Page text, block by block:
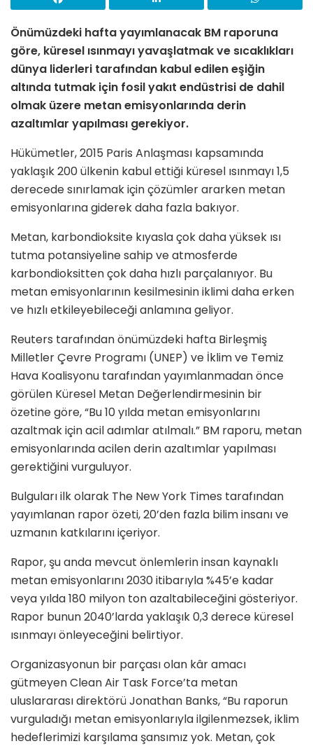
Önümüzdeki hafta yayımlanacak BM raporuna
göre, küresel ısınmayı yavaşlatmak ve sıcaklıkları
dünya liderleri tarafından kabul edilen eşiğin
altında tutmak için fosil yakıt endüstrisi de dahil
olmak üzere metan emisyonlarında derin
azaltımlar yapılması gerekiyor.
Hükümetler, 2015 Paris Anlaşması kapsamında
yaklaşık 200 ülkenin kabul ettiği küresel ısınmayı 1,5
derecede sınırlamak için çözümler ararken metan
emisyonlarına giderek daha fazla bakıyor.
Metan, karbondioksite kıyasla çok daha yüksek ısı
tutma potansiyeline sahip ve atmosferde
karbondioksitten çok daha hızlı parçalanıyor. Bu
metan emisyonlarının kesilmesinin iklimi daha erken
ve hızlı etkileyebileceği anlamına geliyor.
Reuters tarafından önümüzdeki hafta Birleşmiş
Milletler Çevre Programı (UNEP) ve İklim ve Temiz
Hava Koalisyonu tarafından yayımlanmadan önce
görülen Küresel Metan Değerlendirmesinin bir
özetine göre, “Bu 10 yılda metan emisyonlarını
azaltmak için acil adımlar atılmalı.” BM raporu, metan
emisyonlarında acilen derin azaltımlar yapılması
gerektiğini vurguluyor.
Bulguları ilk olarak The New York Times tarafından
yayımlanan rapor özeti, 20’den fazla bilim insanı ve
uzmanın katkılarını içeriyor.
Rapor, şu anda mevcut önlemlerin insan kaynaklı
metan emisyonlarını 2030 itibarıyla %45’e kadar
veya yılda 180 milyon ton azaltabileceğini gösteriyor.
Rapor bunun 2040’larda yaklaşık 0,3 derece küresel
ısınmayı önleyeceğini belirtiyor.
Organizasyonun bir parçası olan kâr amacı
gütmeyen Clean Air Task Force’ta metan
uluslararası direktörü Jonathan Banks, “Bu raporun
vurguladığı metan emisyonlarıyla ilgilenmezsek, iklim
hedeflerimizi karşılama şansımız yok. Metan, çok